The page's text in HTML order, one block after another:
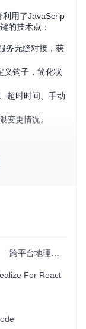
利用了JavaScrip
的技术点：
务无缝对接，获
义钩子，简化状
超时时间、手动
变更情况。
应用场景，例
。
台地理编码库
For React